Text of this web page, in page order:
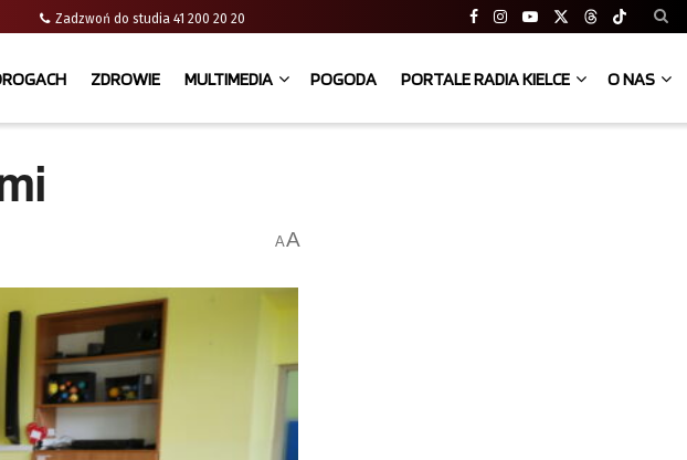
Zadzwoń do studia 41 200 20 20
ZDROWIE MULTIMEDIA POGODA PORTALE RADIA KIELCE O NAS
AA